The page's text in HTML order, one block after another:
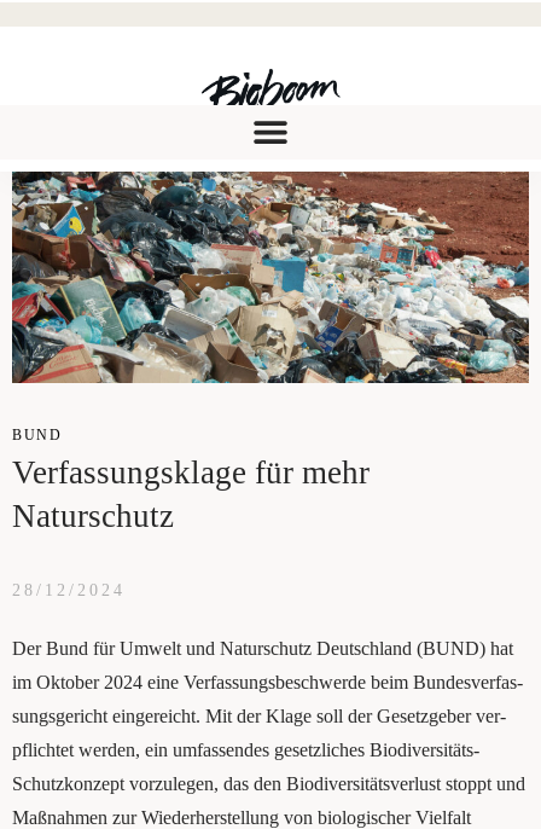
BUND
Ver­fas­sungs­kla­ge für mehr
Naturschutz
28/12/2024
Der Bund für Umwelt und Natur­schutz Deutsch­land (BUND) hat
im Okto­ber 2024 eine Ver­fas­sungs­be­schwer­de beim Bun­des­ver­fas­
sungs­ge­richt ein­ge­reicht. Mit der Kla­ge soll der Gesetz­ge­ber ver­
pflich­tet wer­den, ein umfas­sen­des gesetz­li­ches Bio­di­ver­si­täts-
Schutz­kon­zept vor­zu­le­gen, das den Bio­di­ver­si­täts­ver­lust stoppt und
Maß­nah­men zur Wie­der­her­stel­lung von bio­lo­gi­scher Viel­falt